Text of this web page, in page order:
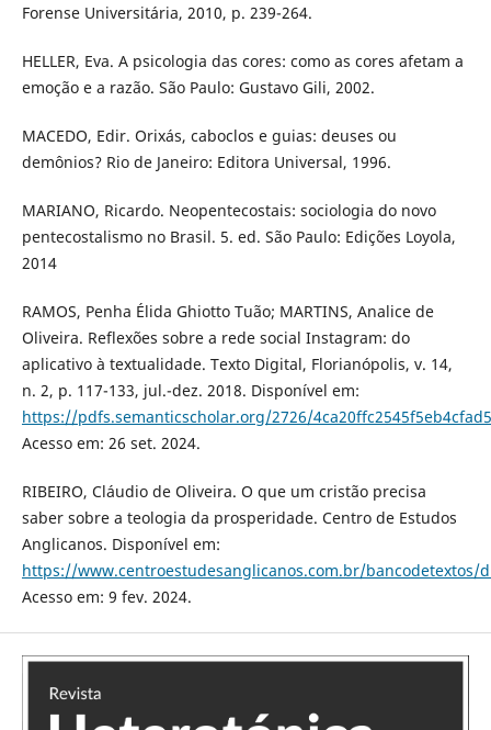
Forense Universitária, 2010, p. 239-264.
HELLER, Eva. A psicologia das cores: como as cores afetam a
emoção e a razão. São Paulo: Gustavo Gili, 2002.
MACEDO, Edir. Orixás, caboclos e guias: deuses ou
demônios? Rio de Janeiro: Editora Universal, 1996.
MARIANO, Ricardo. Neopentecostais: sociologia do novo
pentecostalismo no Brasil. 5. ed. São Paulo: Edições Loyola,
2014
RAMOS, Penha Élida Ghiotto Tuão; MARTINS, Analice de
Oliveira. Reflexões sobre a rede social Instagram: do
aplicativo à textualidade. Texto Digital, Florianópolis, v. 14,
n. 2, p. 117-133, jul.-dez. 2018. Disponível em:
https://pdfs.semanticscholar.org/2726/
Acesso em: 26 set. 2024.
RIBEIRO, Cláudio de Oliveira. O que um cristão precisa
saber sobre a teologia da prosperidade. Centro de Estudos
Anglicanos. Disponível em:
https://www.centroestudesanglicanos.com.br/bancodetextos/
Acesso em: 9 fev. 2024.